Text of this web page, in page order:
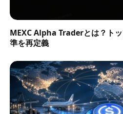
MEXC Alpha Traderとは？ト
準を再定義